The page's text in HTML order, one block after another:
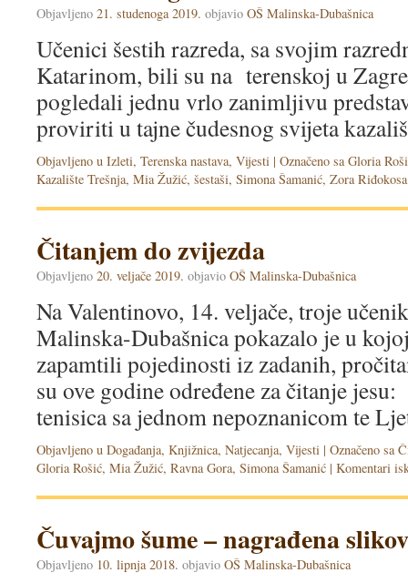
Objavljeno 21. studenoga 2019. objavio OŠ Malinska-Dubašnica
Učenici šestih razreda, sa svojim
Katarinom, bili su na terenskoj u
pogledali jednu vrlo zanimljivu
proviriti u tajne čudesnog svijeta
Objavljeno u Izleti, Terenska nastava, Vijesti | Označeno sa Gloria
Kazalište Trešnja, Mia Žužić, šestaši, Simona Šamanić, Zora Riđokosa
Čitanjem do zvijezda
Objavljeno 20. veljače 2019. objavio OŠ Malinska-Dubašnica
Na Valentinovo, 14. veljače, troje
Malinska-Dubašnica pokazalo je u
zapamtili pojedinosti iz zadanih,
su ove godine određene za čitanje
tenisica sa jednom nepoznanicom te
Objavljeno u Događanja, Knjižnica, Natjecanja, Vijesti | Označeno sa
Gloria Rošić, Mia Žužić, Ravna Gora, Simona Šamanić | Komentari
Čuvajmo šume – nagrađena
Objavljeno 10. lipnja 2018. objavio OŠ Malinska-Dubašnica